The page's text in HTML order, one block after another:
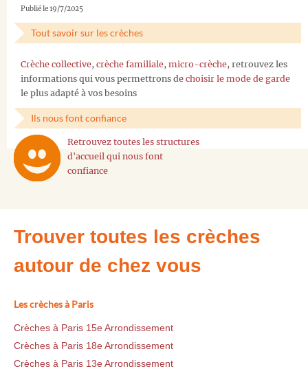
Publié le 19/7/2025
Tout savoir sur les crèches
Crèche collective, crèche familiale, micro-crèche, retrouvez les
informations qui vous permettrons de choisir le mode de garde
le plus adapté à vos besoins
Ils nous font confiance
Retrouvez toutes les structures
d'accueil qui nous font
confiance
Trouver toutes les crèches
autour de chez vous
Les crèches à Paris
Crèches à Paris 15e Arrondissement
Crèches à Paris 18e Arrondissement
Crèches à Paris 13e Arrondissement